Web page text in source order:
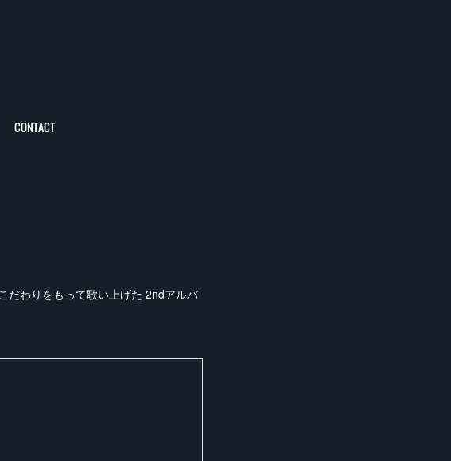
CONTACT
わりをもって歌い上げた 2ndアルバ